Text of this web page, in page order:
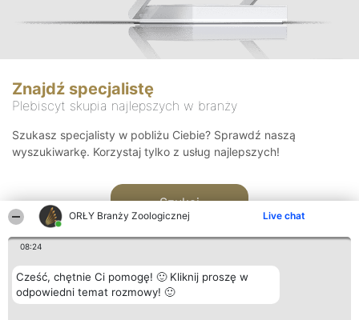
ORŁY Branży Zoologicznej Live chat
08:24
Cześć, chętnie Ci pomogę! 🙂 Kliknij proszę w
odpowiedni temat rozmowy! 🙂
Znajdź specjalistę
Plebiscyt skupia najlepszych w branży
Szukasz specjalisty w pobliżu Ciebie? Sprawdź naszą
wyszukiwarkę. Korzystaj tylko z usług najlepszych!
Szukaj